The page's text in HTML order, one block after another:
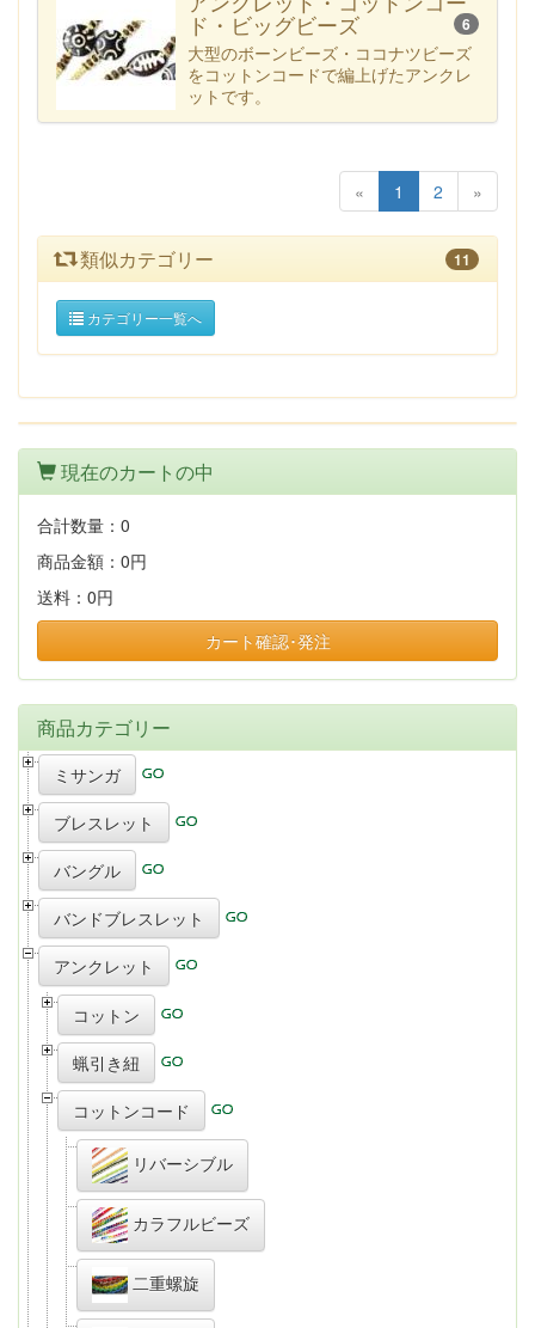
ド・ビッグビーズ 6
大型のボーンビーズ・ココナツビーズ
をコットンコードで編上げたアンクレ
ットです。
« 1 2 »
類似カテゴリー 11
カテゴリー一覧へ
現在のカートの中
合計数量： 0
商品金額： 0円
送料： 0円
カート確認･発注
商品カテゴリー
ミサンガ
ブレスレット
バングル
バンドブレスレット
アンクレット
コットン
蝋引き紐
コットンコード
リバーシブル
カラフルビーズ
二重螺旋